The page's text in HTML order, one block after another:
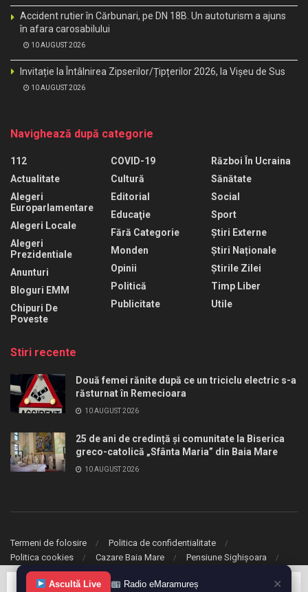
Accident rutier în Cărbunari, pe DN 18B. Un autoturism a ajuns
în afara carosabilului
10 AUGUST 2026
Invitație la Întâlnirea Zipserilor/Țipțerilor 2026, la Vișeu de Sus
10 AUGUST 2026
Navighează după categorie
112
Actualitate
Alegeri
Europarlamentare
Alegeri Locale
Alegeri
Prezidentiale
Anunturi
Bloguri EMM
Chipuri De
Poveste
COVID-19
Cultură
Editorial
Educaţie
Fără Categorie
Monden
Opinii
Politică
Publicitate
Război În Ucraina
Sănătate
Social
Sport
Știri Externe
Știri Naționale
Știrile Zilei
Timp Liber
Utile
Stiri recente
Două femei rănite după ce un triciclu electric s-a
răsturnat în Remecioara
10 AUGUST 2026
25 de ani de credință și comunitate la Biserica
greco-catolică „Sfânta Maria” din Baia Mare
10 AUGUST 2026
Termeni de folosire
Politica de confidentialitate
Politica cookies
Cazare Baia Mare Pensiune Sighișoara
© 2020 eMaramures. Toate drepturile rezervate.
Ascultă Live Radio eMaramureș ✕